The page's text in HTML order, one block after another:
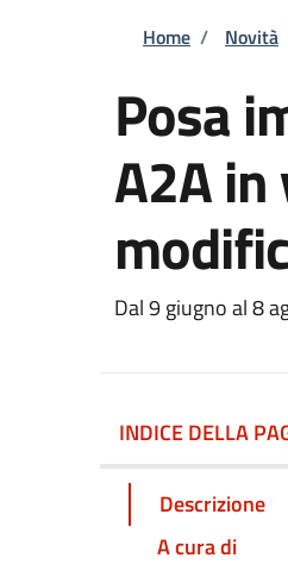
Home / Novità
Posa
A2A
Dal 9 giugno al 8
INDICE DELLA
Descrizione
A cura di